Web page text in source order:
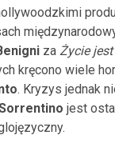
za Życie
kręcono wiele
. Kryzys jednak
jest